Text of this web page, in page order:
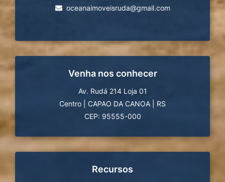
oceanaimoveisruda@gmail.com
Venha nos conhecer
Av. Rudá 214 Loja 01
Centro
CAPAO DA CANOA
RS
CEP: 95555-000
Recursos